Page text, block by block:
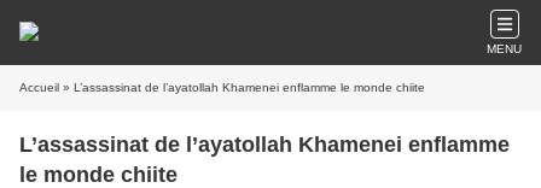
MENU
Accueil » L’assassinat de l’ayatollah Khamenei enflamme le monde chiite
L’assassinat de l’ayatollah Khamenei enflamme
le monde chiite